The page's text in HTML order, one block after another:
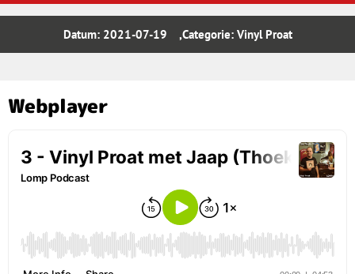
Datum: 2021-07-19 ,Categorie: Vinyl Proat
Webplayer